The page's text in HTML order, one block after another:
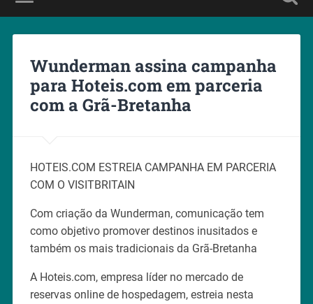
Wunderman assina campanha
para Hoteis.com em parceria
com a Grã-Bretanha
HOTEIS.COM ESTREIA CAMPANHA EM PARCERIA
COM O VISITBRITAIN
Com criação da Wunderman, comunicação tem
como objetivo promover destinos inusitados e
também os mais tradicionais da Grã-Bretanha
A Hoteis.com, empresa líder no mercado de
reservas online de hospedagem, estreia nesta